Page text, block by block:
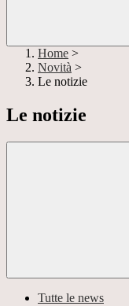
Home >
Novità >
Le notizie
Le notizie
Tutte le news